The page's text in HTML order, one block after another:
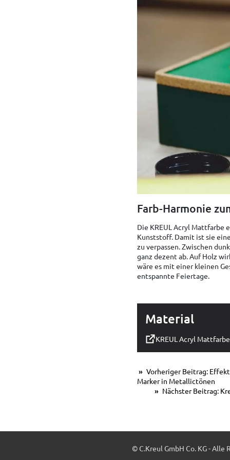
Farb-Harmonie
Die KREUL Acryl Mattfarbe
Kunststoff. Damit ist sie
zu verpassen. Zwischen
ganz dezent ab. Auf Holz
wäre es mit einer kleinen
entspannte Feiertage.
Material
KREUL Acryl Mattfarbe
Vorheriger Beitrag:
Marker in Metallictönen
Nächster Beitrag:
© C.Kreul GmbH Co. KG -